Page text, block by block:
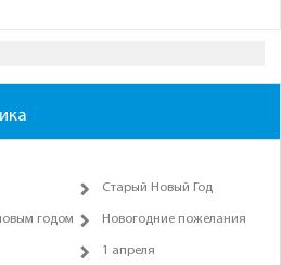
Старый Новый Год
годом Новогодние пожелания
1 апреля